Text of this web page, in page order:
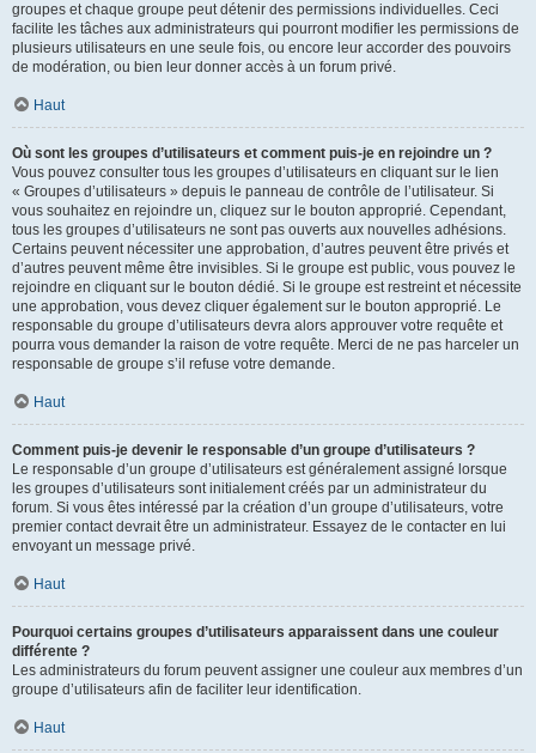
groupes et chaque groupe peut détenir des permissions individuelles. Ceci
facilite les tâches aux administrateurs qui pourront modifier les permissions de
plusieurs utilisateurs en une seule fois, ou encore leur accorder des pouvoirs
de modération, ou bien leur donner accès à un forum privé.
Haut
Où sont les groupes d’utilisateurs et comment puis-je en rejoindre un ?
Vous pouvez consulter tous les groupes d’utilisateurs en cliquant sur le lien
« Groupes d’utilisateurs » depuis le panneau de contrôle de l’utilisateur. Si
vous souhaitez en rejoindre un, cliquez sur le bouton approprié. Cependant,
tous les groupes d’utilisateurs ne sont pas ouverts aux nouvelles adhésions.
Certains peuvent nécessiter une approbation, d’autres peuvent être privés et
d’autres peuvent même être invisibles. Si le groupe est public, vous pouvez le
rejoindre en cliquant sur le bouton dédié. Si le groupe est restreint et nécessite
une approbation, vous devez cliquer également sur le bouton approprié. Le
responsable du groupe d’utilisateurs devra alors approuver votre requête et
pourra vous demander la raison de votre requête. Merci de ne pas harceler un
responsable de groupe s’il refuse votre demande.
Haut
Comment puis-je devenir le responsable d’un groupe d’utilisateurs ?
Le responsable d’un groupe d’utilisateurs est généralement assigné lorsque
les groupes d’utilisateurs sont initialement créés par un administrateur du
forum. Si vous êtes intéressé par la création d’un groupe d’utilisateurs, votre
premier contact devrait être un administrateur. Essayez de le contacter en lui
envoyant un message privé.
Haut
Pourquoi certains groupes d’utilisateurs apparaissent dans une couleur
différente ?
Les administrateurs du forum peuvent assigner une couleur aux membres d’un
groupe d’utilisateurs afin de faciliter leur identification.
Haut